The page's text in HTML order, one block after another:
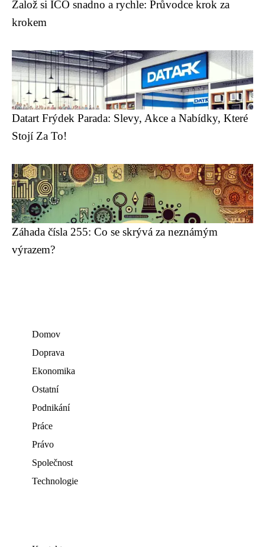
Založ si IČO snadno a rychle: Průvodce krok za
krokem
Datart Frýdek Parada: Slevy, Akce a Nabídky, Které
Stojí Za To!
Záhada čísla 255: Co se skrývá za neznámým
výrazem?
Domov
Doprava
Ekonomika
Ostatní
Podnikání
Práce
Právo
Společnost
Technologie